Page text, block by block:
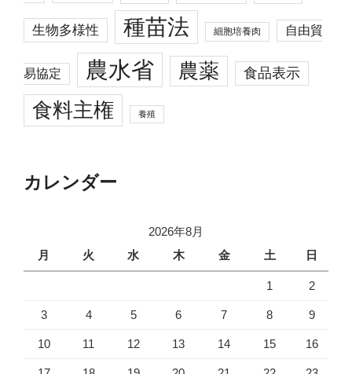
生物多様性 種苗法 細胞培養肉 自由貿
易協定 農水省 農薬 食品表示
食料主権 養殖
カレンダー
2026年8月
月
火 水 木 金 土 日
1 2
3 4 5 6 7 8 9
10 11 12 13 14 15 16